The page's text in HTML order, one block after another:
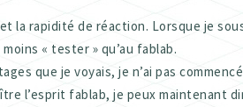
la rapidité de réaction. Lorsque je
« tester » qu’au fablab.
que je voyais, je n’ai pas
l’esprit fablab, je peux maintenant